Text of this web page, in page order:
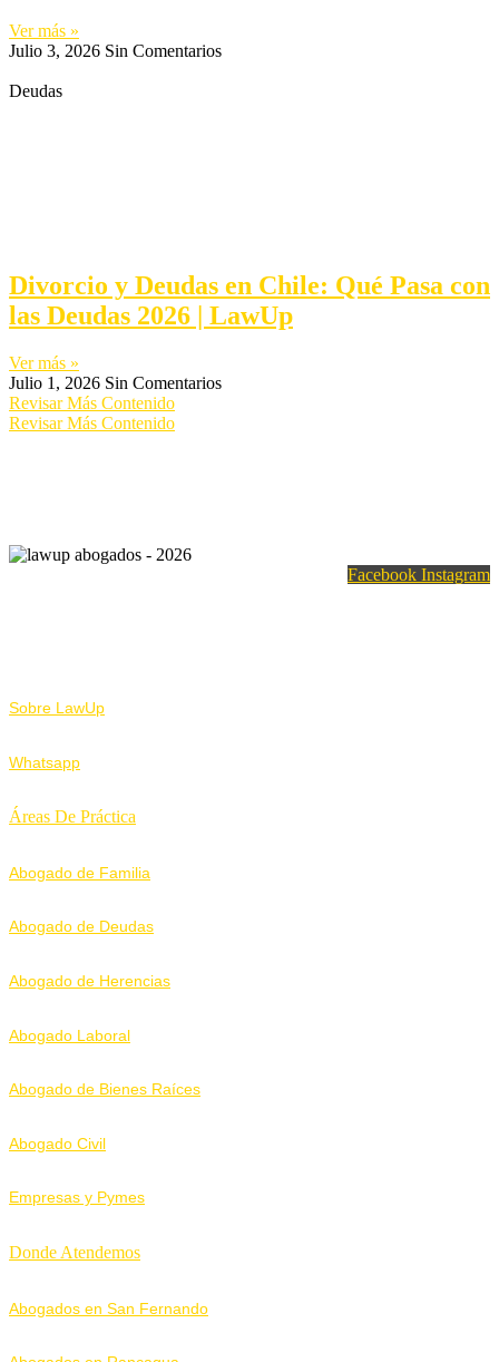
Ver más »
Julio 3, 2026 Sin Comentarios
Deudas
Divorcio y Deudas en Chile: Qué Pasa con
las Deudas 2026 | LawUp
Ver más »
Julio 1, 2026 Sin Comentarios
Revisar Más Contenido
Revisar Más Contenido
Facebook Instagram
Sobre LawUp
Whatsapp
Áreas De Práctica
Abogado de Familia
Abogado de Deudas
Abogado de Herencias
Abogado Laboral
Abogado de Bienes Raíces
Abogado Civil
Empresas y Pymes
Donde Atendemos
Abogados en San Fernando